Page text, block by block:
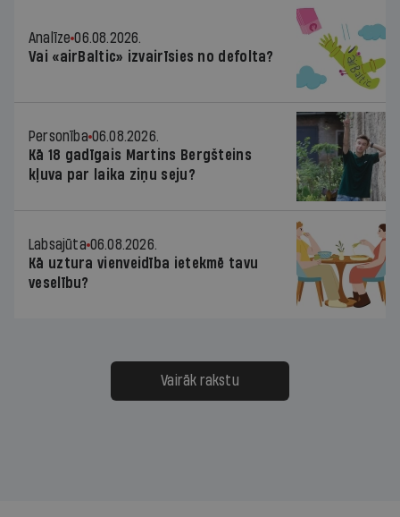
Analīze 06.08.2026.
Vai «airBaltic» izvairīsies no defolta?
Personība 06.08.2026.
Kā 18 gadīgais Martins Bergšteins
kļuva par laika ziņu seju?
Labsajūta 06.08.2026.
Kā uztura vienveidība ietekmē tavu
veselību?
Vairāk rakstu